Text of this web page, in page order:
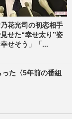
花光司の初恋相手
せた“幸せ太り”姿
せそう」「...
た〈5年前の番組